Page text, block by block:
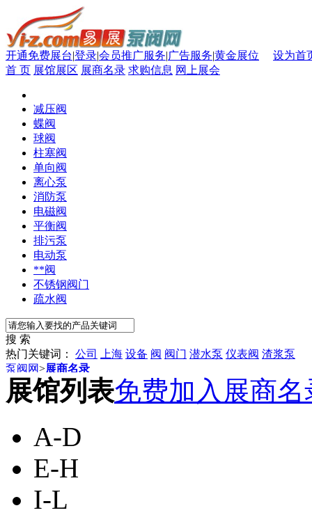
开通免费展台|登录|会员推广服务|广告服务|黄金展位
设为首
首 页 展馆展区 展商名录 求购信息 网上展会
减压阀
蝶阀
球阀
柱塞阀
单向阀
离心泵
消防泵
电磁阀
平衡阀
排污泵
电动泵
**阀
不锈钢阀门
疏水阀
搜 索
热门关键词： 公司 上海 设备 阀 阀门 潜水泵 仪表阀 渣浆泵
泵阀网>展商名录
展馆列表免费加入展商名
A-D
E-H
I-L